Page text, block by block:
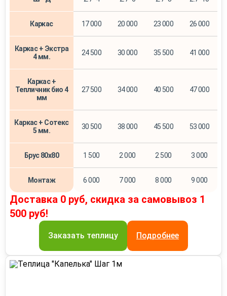
Каркас 17 000 20 000 23 000 26 000
Каркас + Экстра
4 мм.
24 500 30 000 35 500 41 000
Каркас +
Тепличник био 4
мм
27 500 34 000 40 500 47 000
Каркас + Сотекс
5 мм.
30 500 38 000 45 500 53 000
Брус 80х80 1 500 2 000 2 500 3 000
Монтаж 6 000 7 000 8 000 9 000
Доставка 0 руб, скидка за самовывоз 1
500 руб!
Заказать теплицу Подробнее